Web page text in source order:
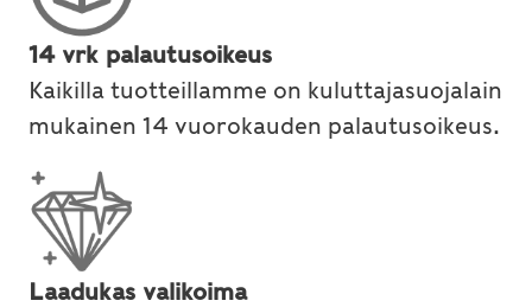
14 vrk palautusoikeus
Kaikilla tuotteillamme on kuluttajasuojalain
mukainen 14 vuorokauden palautusoikeus.
Laadukas valikoima